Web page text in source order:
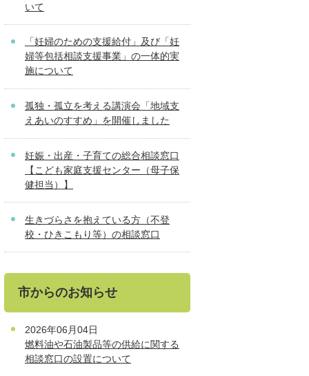
いて
「妊婦のための支援給付」及び「妊
婦等包括相談支援事業」の一体的実
施について
孤独・孤立を考える講演会「地域支
えあいのすすめ」を開催しました
妊娠・出産・子育ての総合相談窓口
【こども家庭支援センター（母子保
健担当）】
生きづらさを抱えている方（不登
校・ひきこもり等）の相談窓口
市からのお知らせ
2026年06月04日
燃料油や石油製品等の供給に関する
相談窓口の設置について